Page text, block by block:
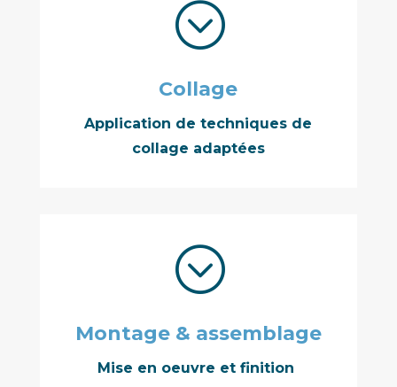
;
Collage
Application de techniques de
collage adaptées
;
Montage & assemblage
Mise en oeuvre et finition